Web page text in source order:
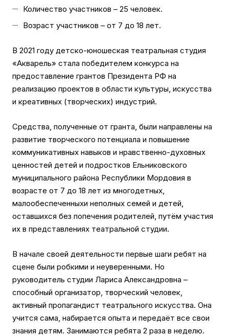
Количество участников – 25 человек.
Возраст участников – от 7 до 18 лет.
В 2021 году детско-юношеская театральная студия
«Акварель» стала победителем конкурса на
предоставление грантов Президента РФ на
реализацию проектов в области культуры, искусства
и креативных (творческих) индустрий.
Средства, полученные от гранта, были направлены на
развитие творческого потенциала и повышение
коммуникативных навыков и нравственно-духовных
ценностей детей и подростков Ельниковского
муниципального района Республики Мордовия в
возрасте от 7 до 18 лет из многодетных,
малообеспеченныхи неполных семей и детей,
оставшихся без попечения родителей, путём участия
их в представлениях театральной студии.
В начале своей деятельности первые шаги ребят на
сцене были робкими и неуверенными. Но
руководитель студии Лариса Александровна –
способный организатор, творческий человек,
активный пропагандист театрального искусства. Она
учится сама, набирается опыта и передаёт все свои
знания детям. Занимаются ребята 2 раза в неделю.